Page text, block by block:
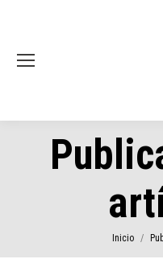
Estás aquí:
Inicio